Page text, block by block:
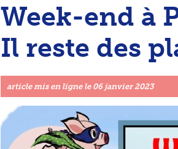
Week-end à
Il reste des
article mis en ligne le 06 janvier 2023